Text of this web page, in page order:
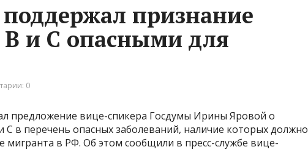
признание
В и С опасными для
0
предложение вице-спикера Госдумы Ирины Яровой о
С в перечень опасных заболеваний, наличие которых должно
мигранта в РФ. Об этом сообщили в пресс-службе вице-